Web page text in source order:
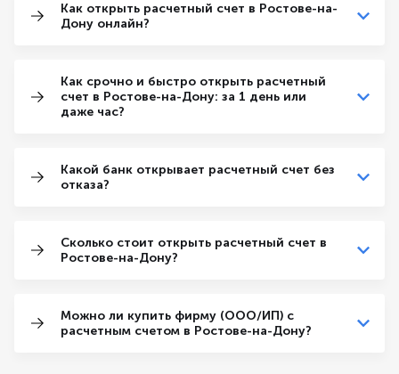
Как открыть расчетный счет в Ростове-на-
Дону онлайн?
Как срочно и быстро открыть расчетный
счет в Ростове-на-Дону: за 1 день или
даже час?
Какой банк открывает расчетный счет без
отказа?
Сколько стоит открыть расчетный счет в
Ростове-на-Дону?
Можно ли купить фирму (ООО/ИП) с
расчетным счетом в Ростове-на-Дону?